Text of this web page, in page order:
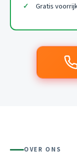
Gratis
OVER ONS